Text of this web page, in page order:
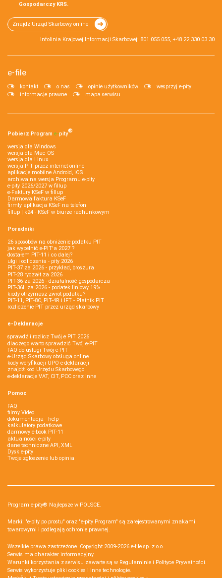
Gospodarczy KRS.
Znajdź Urząd Skarbowy online
Infolinia Krajowej Informacji Skarbowej: 801 055 055, +48 22 330 03 30
e-file
kontakt o nas opinie użytkowników
wesprzyj e-pity
informacje prawne
mapa serwisu
Pobierz Program e‑pity®
wersja dla Windows
wersja dla Mac OS
wersja dla Linux
wersja PIT przez internet online
aplikacje mobilne Android, iOS
archiwalna wersja Programu e-pity
e-pity 2026/2027 w fillup
e‑Faktury KSeF w fillup
Darmowa faktura KSeF
firmly aplikacja KSeF na telefon
fillup | k24 - KSeF w biurze rachunkowym
Poradniki
26 sposobów na obniżenie podatku PIT
jak wypełnić e-PIT'a 2027 ?
dostałem PIT-11 i co dalej?
ulgi i odliczenia - pity 2026
PIT-37 za 2026 - przykład, broszura
PIT-28 ryczałt za 2026
PIT-36 za 2026 - działalność gospodarcza
PIT-36L za 2026 - podatek liniowy 19%
kiedy otrzymasz zwrot podatku?
PIT-11, PIT-8C, PIT-4R i IFT - Płatnik PIT
rozliczenie PIT przez urząd skarbowy
e-Deklaracje
sprawdź i rozlicz Twój e PIT 2026
dlaczego warto sprawdzić Twój e-PIT
FAQ do usługi Twój e-PIT
e-Urząd Skarbowy obsługa online
kody weryfikacji UPO e-deklaracji
znajdź kod Urzędu Skarbowego
e-deklaracje VAT, CIT, PCC oraz inne
Pomoc
FAQ
filmy Video
dokumentacja - help
kalkulatory podatkowe
darmowy e-book PIT-11
aktualności e-pity
dane techniczne API, XML
Dysk e-pity
Twoje zgłoszenie lub opinia
Program e-pity® Najlepsze w POLSCE.
Marki: "e-pity po prostu" oraz "e-pity Program" są zarejestrowanymi znakami
towarowymi i podlegają ochronie prawnej.
Wszelkie prawa zastrzeżone. Copyright 2009-2026 e-file sp. z o.o.
Serwis ma charakter informacyjny.
Warunki korzystania z serwisu zawarte są w Regulaminie i Polityce Prywatności.
Serwis wykorzystuje pliki cookies i inne technologie.